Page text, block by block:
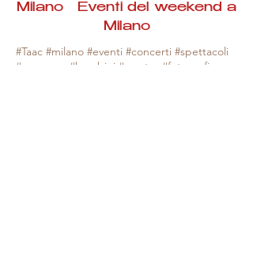
Milano Eventi del weekend a
Milano
#Taac #milano #eventi #concerti #spettacoli
#rassegne #bambini #mostre #fotografia